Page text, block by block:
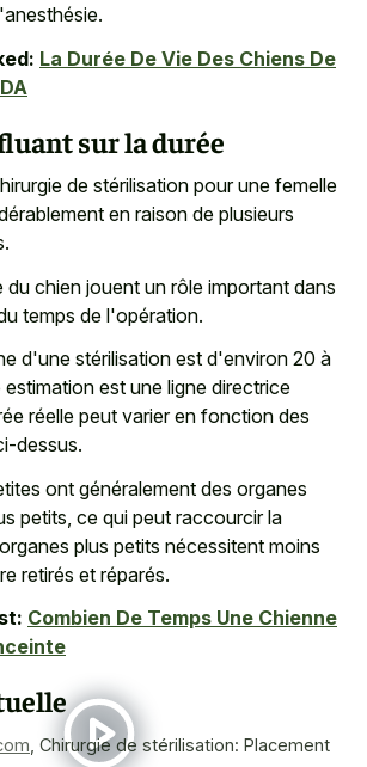
La Durée De Vie Des Chiens De
sur la durée
de stérilisation pour une femelle
en raison de plusieurs
du chien jouent un rôle important dans
temps de l'opération.
d'une stérilisation est d'environ 20 à
est une ligne directrice
réelle peut varier en fonction des
dessus.
ont généralement des organes
petits, ce qui peut raccourcir la
plus petits nécessitent moins
retirés et réparés.
Combien De Temps Une Chienne
Chirurgie de stérilisation: Placement